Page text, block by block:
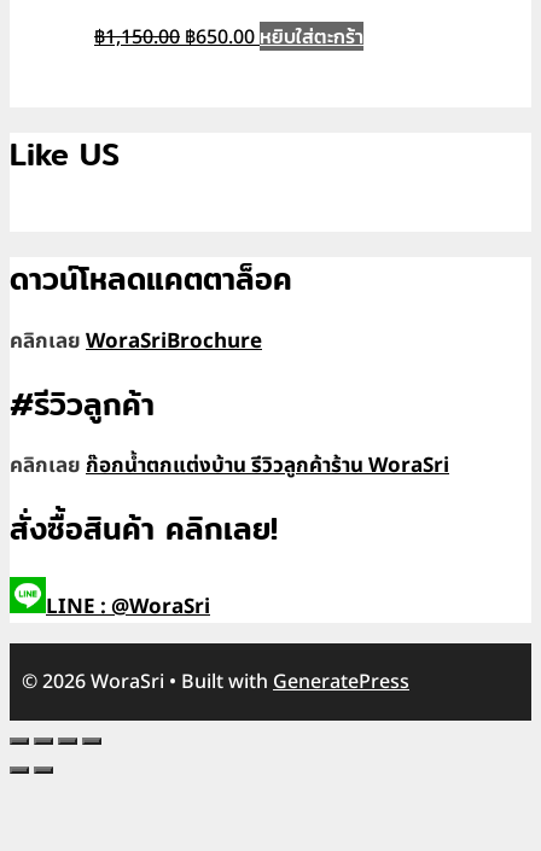
฿1,150.00 Original
฿650.00Current
หยิบใส่ตะกร้า
Like US
ดาวน์โหลดแคตตาล็อค
คลิกเลยWoraSriBrochure
#รีวิวลูกค้า
คลิกเลยก๊อกน้ำตกแต่งบ้าน รีวิวลูกค้าร้าน WoraSri
สั่งซื้อสินค้า คลิกเลย!
LINE : @WoraSri
© 2026 WoraSri • Built with GeneratePress